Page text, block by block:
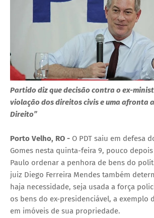
Partido diz que decisão contra o ex-
violação dos direitos civis e uma afronta
Direito”
Porto Velho, RO - O PDT saiu em defesa
Gomes nesta quinta-feira 9, pouco depois
Paulo ordenar a penhora de bens do
juiz Diego Ferreira Mendes também
haja necessidade, seja usada a força
os bens do ex-presidenciável, a exemplo
em imóveis de sua propriedade.